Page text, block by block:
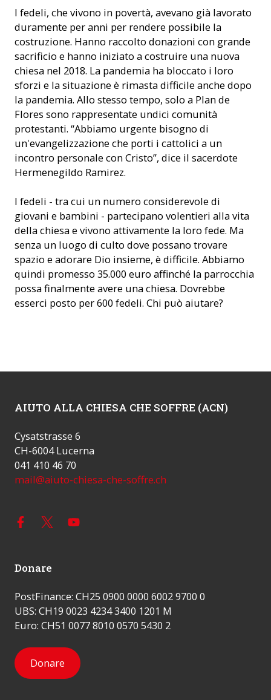
I fedeli, che vivono in povertà, avevano già lavorato
duramente per anni per rendere possibile la
costruzione. Hanno raccolto donazioni con grande
sacrificio e hanno iniziato a costruire una nuova
chiesa nel 2018. La pandemia ha bloccato i loro
sforzi e la situazione è rimasta difficile anche dopo
la pandemia. Allo stesso tempo, solo a Plan de
Flores sono rappresentate undici comunità
protestanti. “Abbiamo urgente bisogno di
un'evangelizzazione che porti i cattolici a un
incontro personale con Cristo”, dice il sacerdote
Hermenegildo Ramirez.
I fedeli - tra cui un numero considerevole di
giovani e bambini - partecipano volentieri alla vita
della chiesa e vivono attivamente la loro fede. Ma
senza un luogo di culto dove possano trovare
spazio e adorare Dio insieme, è difficile. Abbiamo
quindi promesso 35.000 euro affinché la parrocchia
possa finalmente avere una chiesa. Dovrebbe
esserci posto per 600 fedeli. Chi può aiutare?
AIUTO ALLA CHIESA CHE SOFFRE (ACN)
Cysatstrasse 6
CH-6004 Lucerna
041 410 46 70
mail@aiuto-chiesa-che-soffre.ch
Donare
PostFinance: CH25 0900 0000 6002 9700 0
UBS: CH19 0023 4234 3400 1201 M
Euro: CH51 0077 8010 0570 5430 2
Donare